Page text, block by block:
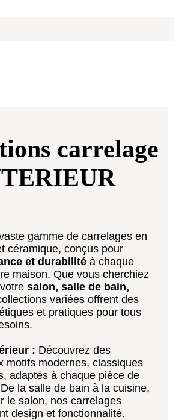
carrelage
gamme de carrelages en
céramique, conçus pour
et durabilité à chaque
maison. Que vous cherchiez
salon, salle de bain,
variées offrent des
et pratiques pour tous
: Découvrez des
motifs modernes, classiques
adaptés à chaque pièce de
la salle de bain à la cuisine,
le salon, nos carrelages
design et fonctionnalité.